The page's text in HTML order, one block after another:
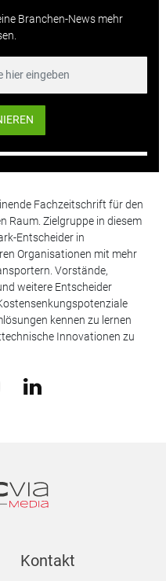
Branchen-News mehr
Fachzeitschrift für den
Raum. Zielgruppe in diesem
Entscheider in
Organisationen mit mehr
Vorstände,
weitere Entscheider
kennen zu lernen
Innovationen zu
Kontakt